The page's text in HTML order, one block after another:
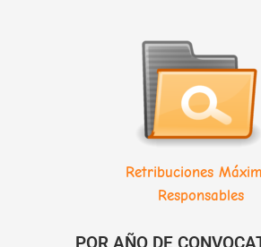
Retribuciones
Responsables